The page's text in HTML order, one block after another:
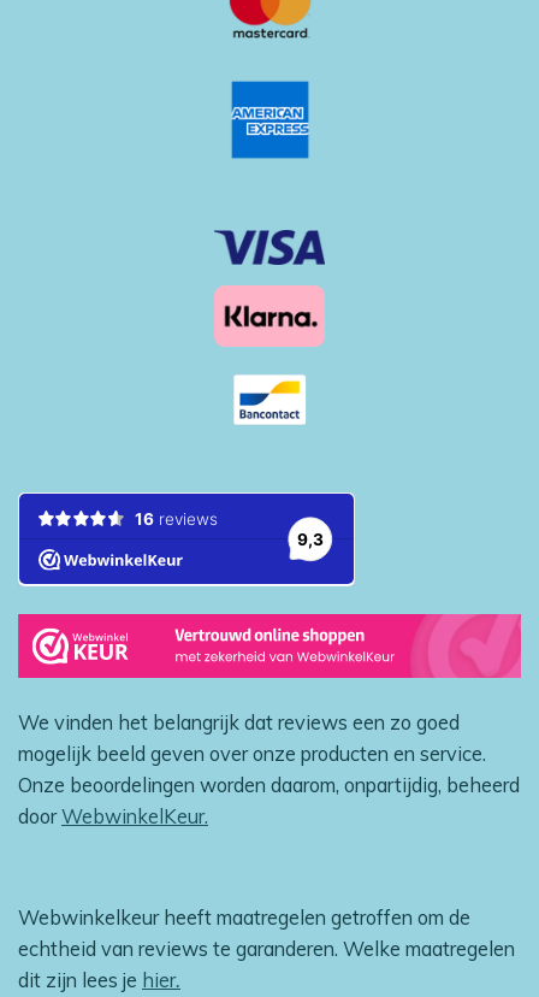
We vinden het belangrijk dat reviews een zo goed
mogelijk beeld geven over onze producten en service.
Onze beoordelingen worden daarom, onpartijdig, beheerd
doorWebwinkelKeur.
Webwinkelkeur heeft maatregelen getroffen om de
echtheid van reviews te garanderen. Welke maatregelen
dit zijn lees je hier.